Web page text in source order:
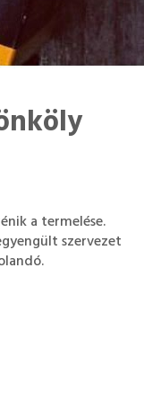
a termelése.
szervezet